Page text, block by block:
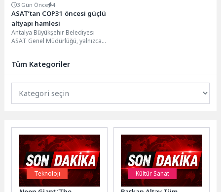
3 Gün Önce 4
ASAT’tan COP31 öncesi güçlü
altyapı hamlesi
Antalya Büyükşehir Belediyesi
ASAT Genel Müdürlüğü, yalnızca
güvence...
Tüm Kategoriler
Teknoloji Kültür Sanat